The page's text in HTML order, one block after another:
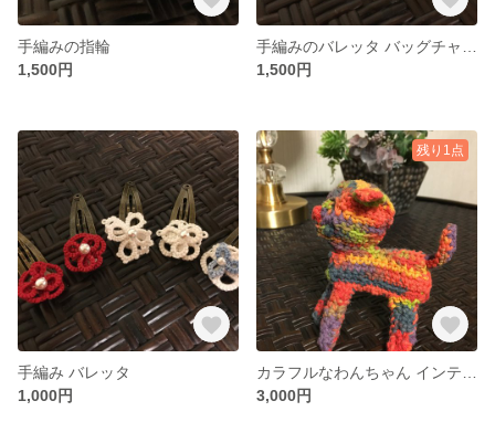
手編みの指輪
1,500円
1,500円
手編み バレッタ
1,000円
残り1点
3,000円